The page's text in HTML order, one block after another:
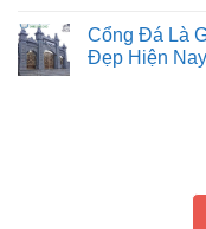
sai
tôn
nghiêm
của
bình
luận
ở
Cổng Đá Là
Đẹp Hiện Nay